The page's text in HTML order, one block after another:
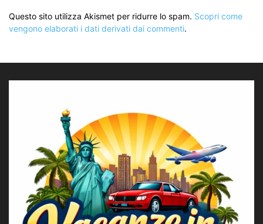
Questo sito utilizza Akismet per ridurre lo spam. Scopri come
vengono elaborati i dati derivati dai commenti.